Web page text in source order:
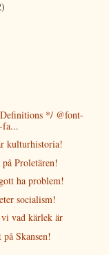
*/ @font-
fa...
kulturhistoria!
Proletären!
ha problem!
socialism!
vad kärlek är
Skansen!